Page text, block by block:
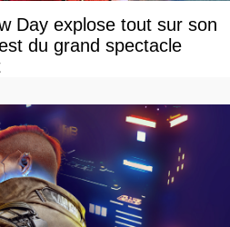
Day explose tout sur son
du grand spectacle